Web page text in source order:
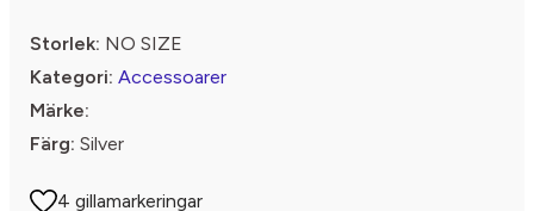
Storlek: NO SIZE
Kategori: Accessoarer
Märke:
Färg: Silver
4 gillamarkeringar